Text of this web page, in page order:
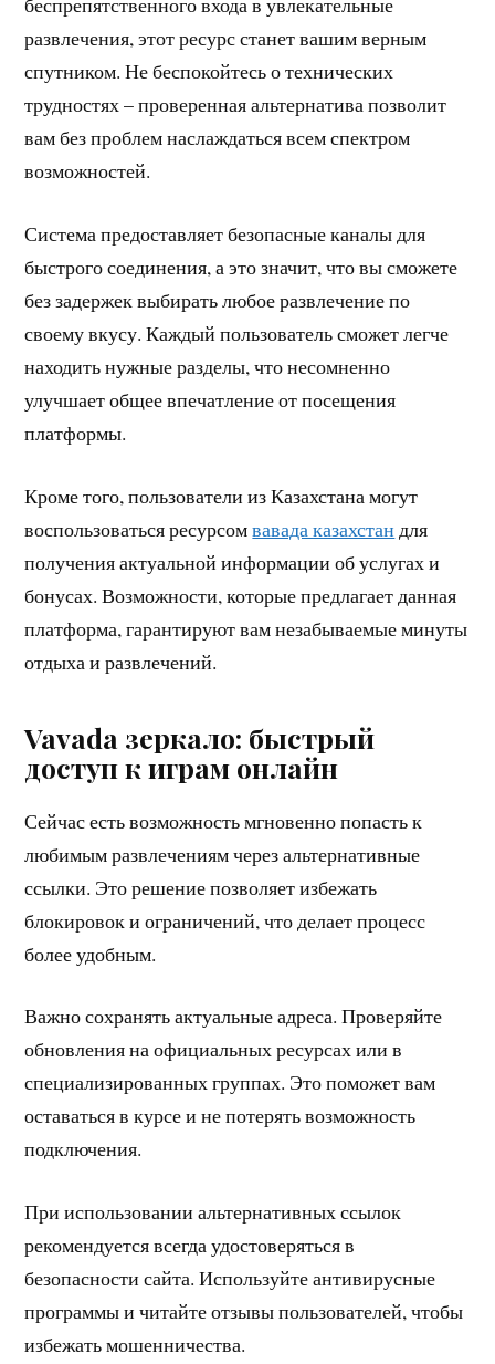
развлечения, этот ресурс станет вашим верным
спутником. Не беспокойтесь о технических
трудностях – проверенная альтернатива позволит
вам без проблем наслаждаться всем спектром
возможностей.
Система предоставляет безопасные каналы для
быстрого соединения, а это значит, что вы сможете
без задержек выбирать любое развлечение по
своему вкусу. Каждый пользователь сможет легче
находить нужные разделы, что несомненно
улучшает общее впечатление от посещения
платформы.
Кроме того, пользователи из Казахстана могут
воспользоваться ресурсомвавада казахстан для
получения актуальной информации об услугах и
бонусах. Возможности, которые предлагает данная
платформа, гарантируют вам незабываемые минуты
отдыха и развлечений.
Vavada зеркало: быстрый
доступ к играм онлайн
Сейчас есть возможность мгновенно попасть к
любимым развлечениям через альтернативные
ссылки. Это решение позволяет избежать
блокировок и ограничений, что делает процесс
более удобным.
Важно сохранять актуальные адреса. Проверяйте
обновления на официальных ресурсах или в
специализированных группах. Это поможет вам
оставаться в курсе и не потерять возможность
подключения.
При использовании альтернативных ссылок
рекомендуется всегда удостоверяться в
безопасности сайта. Используйте антивирусные
программы и читайте отзывы пользователей, чтобы
избежать мошенничества.